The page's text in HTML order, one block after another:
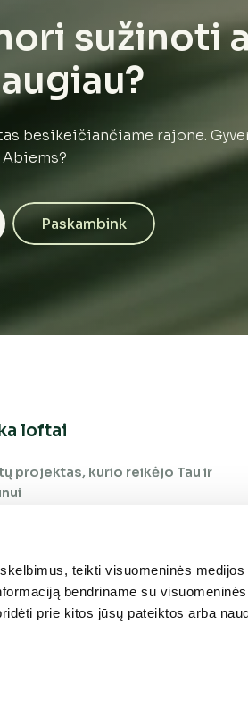
teikti visuomeninės medijos
bendriname su visuomeninės
prie kitos jūsų pateiktos arba
sužinoti
besikeičiančiame rajone.
Paskambink
loftai
projektas, kurio reikėjo Tau ir